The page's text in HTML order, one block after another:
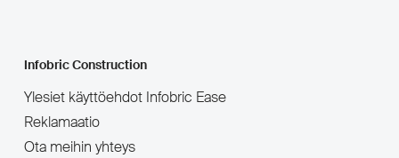
Infobric Construction
Ylesiet käyttöehdot Infobric Ease
Reklamaatio
Ota meihin yhteys